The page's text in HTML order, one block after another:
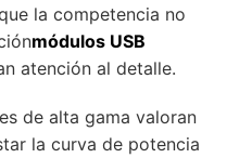
la competencia no
módulos USB
atención al detalle.
de alta gama valoran
la curva de potencia